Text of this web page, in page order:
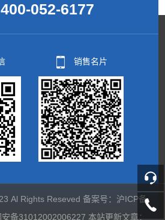
400-052-6177
销售名片
Al Rights Reseved 备案号： 沪ICP备
安备31012002006227 本站更新文章：